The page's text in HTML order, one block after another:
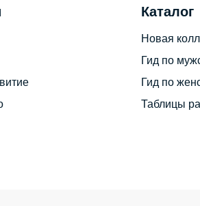
Каталог
Новая
Гид по
Гид по
Таблицы